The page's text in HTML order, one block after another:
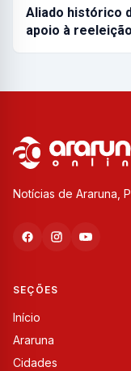
Aliado histórico
apoio à
Notícias de Araruna,
SEÇÕES
Início
Araruna
Cidades